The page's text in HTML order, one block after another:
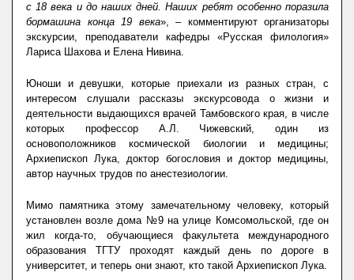
с 18 века и до наших дней. Наших ребят особенно поразила
бормашина конца 19 века», – комментируют организаторы
экскурсии, преподаватели кафедры «Русская филология»
Лариса Шахова и Елена Нивина.
Юноши и девушки, которые приехали из разных стран, с
интересом слушали рассказы экскурсовода о жизни и
деятельности выдающихся врачей Тамбовского края, в числе
которых профессор А.Л. Чижевский, один из
основоположников космической биологии и медицины;
Архиепископ Лука, доктор богословия и доктор медицины,
автор научных трудов по анестезиологии.
Мимо памятника этому замечательному человеку, который
установлен возле дома №9 на улице Комсомольской, где он
жил когда-то, обучающиеся факультета международного
образования ТГТУ проходят каждый день по дороге в
университет, и теперь они знают, кто такой Архиепископ Лука.